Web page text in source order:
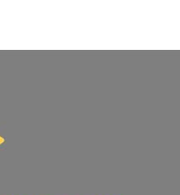
zwei Leitungen des
In den